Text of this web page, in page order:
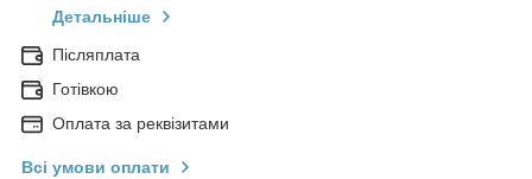
Детальніше
Післяплата
Готівкою
Оплата за реквізитами
Всі умови оплати